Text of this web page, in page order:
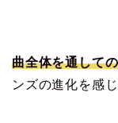
曲全体を通して
ンズの進化を感